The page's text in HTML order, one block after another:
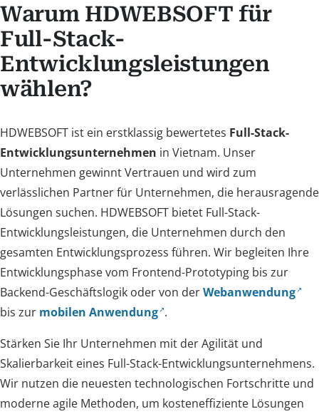
Warum HDWEBSOFT für
Full-Stack-
Entwicklungsleistungen
wählen?
HDWEBSOFT ist ein erstklassig bewertetes Full-Stack-
Entwicklungsunternehmen in Vietnam. Unser
Unternehmen gewinnt Vertrauen und wird zum
verlässlichen Partner für Unternehmen, die herausragende
Lösungen suchen. HDWEBSOFT bietet Full-Stack-
Entwicklungsleistungen, die Unternehmen durch den
gesamten Entwicklungsprozess führen. Wir begleiten Ihre
Entwicklungsphase vom Frontend-Prototyping bis zur
Backend-Geschäftslogik oder von derWebanwendung
bis zur mobilen Anwendung .
Stärken Sie Ihr Unternehmen mit der Agilität und
Skalierbarkeit eines Full-Stack-Entwicklungsunternehmens.
Wir nutzen die neuesten technologischen Fortschritte und
moderne agile Methoden, um kosteneffiziente Lösungen